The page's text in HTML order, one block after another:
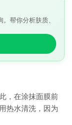
帮你分析肤质、
，在涂抹面膜前
热水清洗，因为